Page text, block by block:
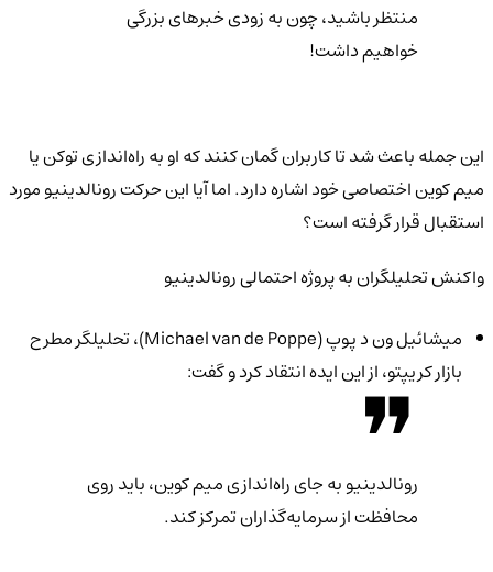
منتظر باشید، چون به زودی خبرهای بزرگی
خواهیم داشت!
این جمله باعث شد تا کاربران گمان کنند که او به راه‌اندازی توکن یا
میم کوین اختصاصی خود اشاره دارد. اما آیا این حرکت رونالدینیو مورد
استقبال قرار گرفته است؟
واکنش تحلیلگران به پروژه احتمالی رونالدینیو
میشائیل ون د پوپ (Michael van de Poppe)، تحلیلگر مطرح
بازار کریپتو، از این ایده انتقاد کرد و گفت:
رونالدینیو به جای راه‌اندازی میم کوین، باید روی
محافظت از سرمایه‌گذاران تمرکز کند.